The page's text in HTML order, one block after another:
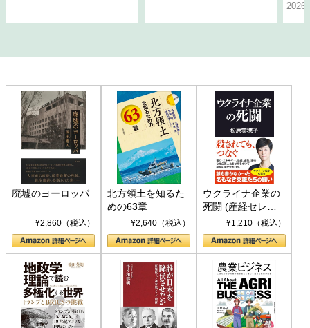
2026
廃墟のヨーロッパ
¥2,860（税込）
北方領土を知るた
めの63章
¥2,640（税込）
ウクライナ企業の
死闘 (産経セレク
ト S 039)¥1,210（税込）